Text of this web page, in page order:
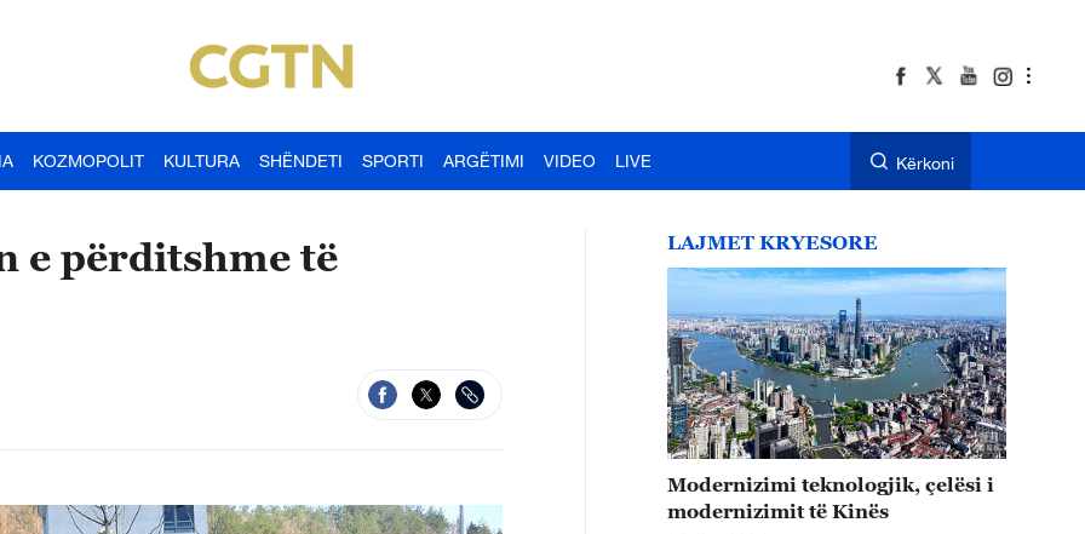
KOZMOPOLIT KULTURA SHËNDETI SPORTI ARGËTIMI VIDEO LIVE Kërkoni
e përditshme të LAJMET KRYESORE
Modernizimi teknologjik, çelësi i
modernizimit të Kinës